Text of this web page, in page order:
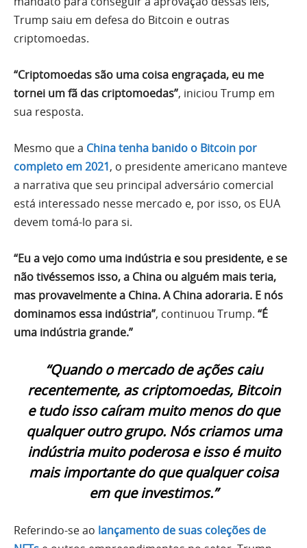
Trump saiu em defesa do Bitcoin e outras
criptomoedas.
“Criptomoedas são uma coisa engraçada, eu me
tornei um fã das criptomoedas”, iniciou Trump em
sua resposta.
Mesmo que a China tenha banido o Bitcoin por
completo em 2021, o presidente americano manteve
a narrativa que seu principal adversário comercial
está interessado nesse mercado e, por isso, os EUA
devem tomá-lo para si.
“Eu a vejo como uma indústria e sou presidente, e se
não tivéssemos isso, a China ou alguém mais teria,
mas provavelmente a China. A China adoraria. E nós
dominamos essa indústria”, continuou Trump. “É
uma indústria grande.”
“Quando o mercado de ações caiu
recentemente, as criptomoedas, Bitcoin
e tudo isso caíram muito menos do que
qualquer outro grupo. Nós criamos uma
indústria muito poderosa e isso é muito
mais importante do que qualquer coisa
em que investimos.”
Referindo-se ao lançamento de suas coleções de